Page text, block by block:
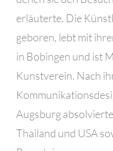
erläuterte. Die
geboren, lebt mit
in Bobingen und ist
Kunstverein. Nach
Augsburg
Thailand und USA